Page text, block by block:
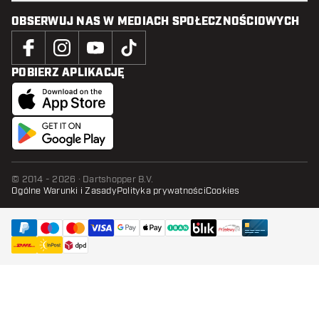
OBSERWUJ NAS W MEDIACH SPOŁECZNOŚCIOWYCH
POBIERZ APLIKACJĘ
© 2014 - 2026 · Dartshopper B.V.
Ogólne Warunki i ZasadyPolityka prywatnościCookies